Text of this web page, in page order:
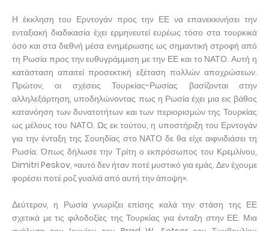
Η έκκληση του Ερντογάν προς την ΕΕ να επανεκκινήσει την
ενταξιακή διαδικασία έχει ερμηνευτεί ευρέως τόσο στα τουρκικά
όσο και στα διεθνή μέσα ενημέρωσης ως σημαντική στροφή από
τη Ρωσία προς την ευθυγράμμιση με την ΕΕ και το ΝΑΤΟ. Αυτή η
κατάσταση απαιτεί προσεκτική εξέταση πολλών αποχρώσεων.
Πρώτον, οι σχέσεις Τουρκίας-Ρωσίας βασίζονται στην
αλληλεξάρτηση, υποδηλώνοντας πως η Ρωσία έχει μια εις βάθος
κατανόηση των δυνατοτήτων και των περιορισμών της Τουρκίας
ως μέλους του ΝΑΤΟ. Ως εκ τούτου, η υποστήριξη του Ερντογάν
για την ένταξη της Σουηδίας στο ΝΑΤΟ δε θα είχε αιφνιδιάσει τη
Ρωσία. Όπως δήλωσε την Τρίτη ο εκπρόσωπος του Κρεμλίνου,
Dimitri Peskov, «αυτό δεν ήταν ποτέ μυστικό για εμάς. Δεν έχουμε
φορέσει ποτέ ροζ γυαλιά από αυτή την άποψη».
Δεύτερον, η Ρωσία γνωρίζει επίσης καλά την στάση της ΕΕ
σχετικά με τις φιλοδοξίες της Τουρκίας για ένταξη στην ΕΕ. Μια